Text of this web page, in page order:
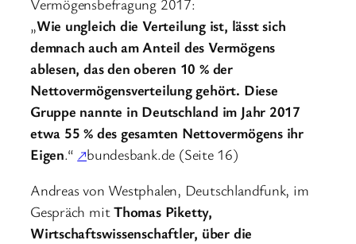
„Wie ungleich die Verteilung ist, lässt sich
demnach auch am Anteil des Vermögens
ablesen, das den oberen 10 % der
Nettovermögensverteilung gehört. Diese
Gruppe nannte in Deutschland im Jahr 2017
etwa 55 % des gesamten Nettovermögens ihr
Eigen.“ ↗bundesbank.de (Seite 16)
Andreas von Westphalen, Deutschlandfunk, im
Gespräch mitThomas Piketty,
Wirtschaftswissenschaftler, über die